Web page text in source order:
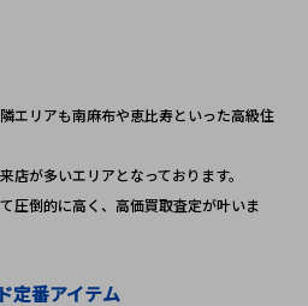
エリアも南麻布や恵比寿といった高級住
店が多いエリアとなっております。
圧倒的に高く、高価買取査定が叶いま
定番アイテム